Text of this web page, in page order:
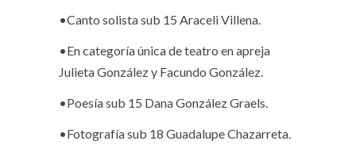
•Canto solista sub 15 Araceli Villena.
•En categoría única de teatro en apreja
Julieta González y Facundo González.
•Poesía sub 15 Dana González Graels.
•Fotografía sub 18 Guadalupe Chazarreta.